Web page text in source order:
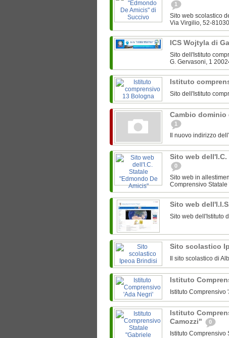
1
Sito web scolastico
Via Virgilio, 52-
ICS Wojtyla di
Sito dell'Istituto
G. Gervasoni, 1
Istituto
Sito dell'Istituto
Cambio dominio
1
Il nuovo indirizzo
Sito web
0
Sito web in
Comprensivo Statale
Sito web
Sito web dell'Istituto
Sito scolastico
Il sito scolastico di
Istituto
Istituto
Istituto
Camozzi"
0
Istituto